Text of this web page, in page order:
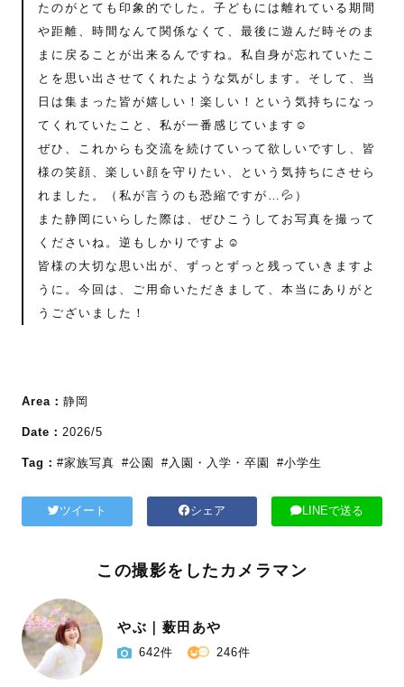
たのがとても印象的でした。子どもには離れている期間
や距離、時間なんて関係なくて、最後に遊んだ時そのま
まに戻ることが出来るんですね。私自身が忘れていたこ
とを思い出させてくれたような気がします。そして、当
日は集まった皆が嬉しい！楽しい！という気持ちになっ
てくれていたこと、私が一番感じています☺️
ぜひ、これからも交流を続けていって欲しいですし、皆
様の笑顔、楽しい顔を守りたい、という気持ちにさせら
れました。（私が言うのも恐縮ですが…💦）
また静岡にいらした際は、ぜひこうしてお写真を撮って
くださいね。逆もしかりですよ☺️
皆様の大切な思い出が、ずっとずっと残っていきますよ
うに。今回は、ご用命いただきまして、本当にありがと
うございました！
Area： 静岡
Date： 2026/5
Tag： #家族写真 #公園 #入園・入学・卒園 #小学生
ツイート シェア LINEで送る
この撮影をしたカメラマン
やぶ｜薮田あや
642件 246件